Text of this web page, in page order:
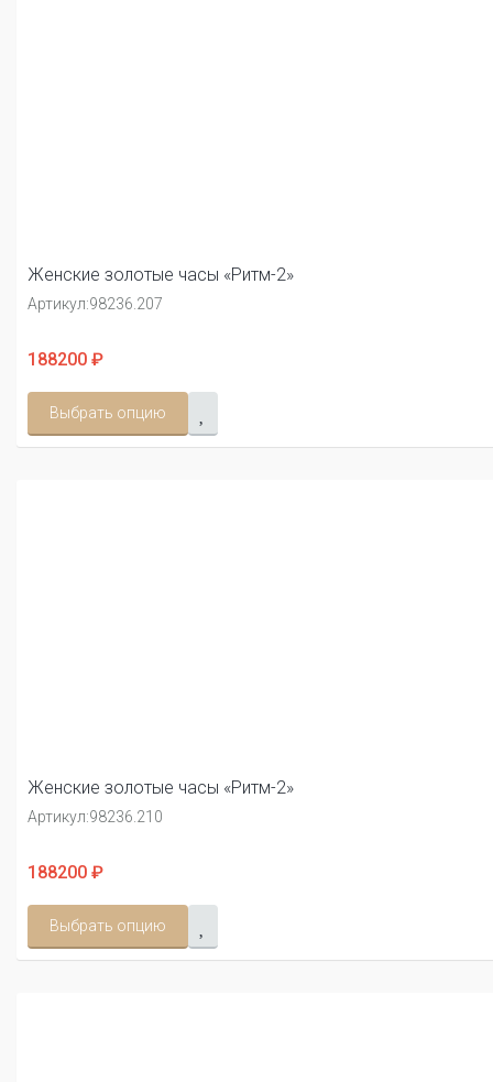
Женские золотые часы «Ритм-2»
Артикул:98236.207
188200 ₽
Выбрать опцию
Женские золотые часы «Ритм-2»
Артикул:98236.210
188200 ₽
Выбрать опцию